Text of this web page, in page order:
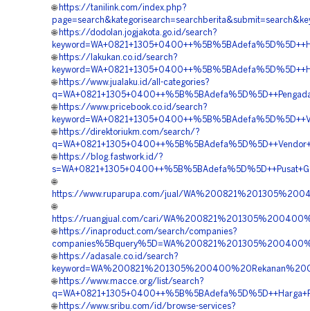
🌐 https://tanilink.com/index.php?
🌐 https://dodolan.jogjakota.go.id/search?
🌐 https://lakukan.co.id/search?
🌐 https://www.jualaku.id/all-categories?
🌐 https://www.pricebook.co.id/search?
🌐 https://direktoriukm.com/search/?
🌐 https://blog.fastwork.id/?
🌐
https://www.ruparupa.com/jual/
🌐
https://ruangjual.com/cari/
🌐 https://inaproduct.com/search/companies?
🌐 https://adasale.co.id/search?
🌐 https://www.macce.org/list/search?
🌐 https://www.sribu.com/id/browse-services?